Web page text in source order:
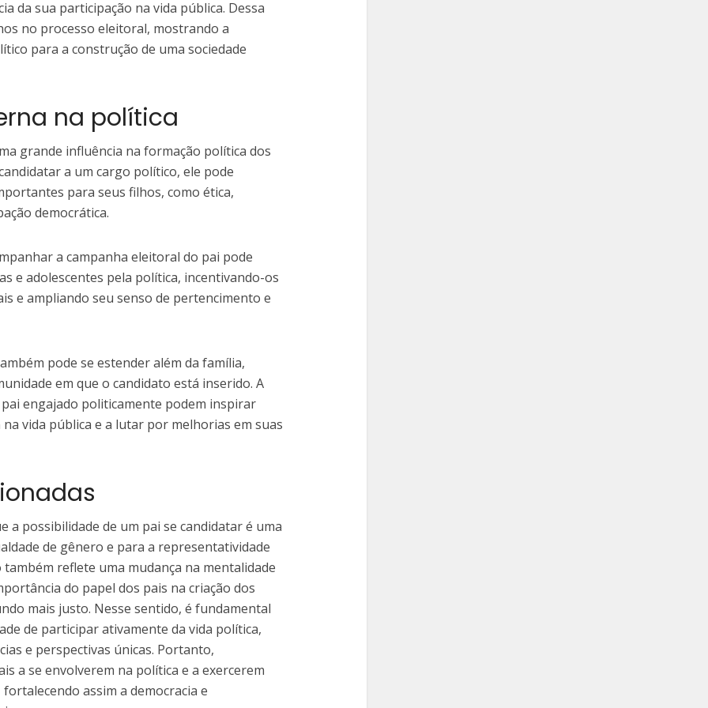
da sua participação na vida pública. Dessa
no processo eleitoral, mostrando a
para a construção de uma sociedade
na política
grande influência na formação política dos
a um cargo político, ele pode
para seus filhos, como ética,
democrática.
a campanha eleitoral do pai pode
e adolescentes pela política, incentivando-os
e ampliando seu senso de pertencimento e
pode se estender além da família,
em que o candidato está inserido. A
engajado politicamente podem inspirar
vida pública e a lutar por melhorias em suas
a possibilidade de um pai se candidatar é uma
de gênero e para a representatividade
também reflete uma mudança na mentalidade
do papel dos pais na criação dos
mais justo. Nesse sentido, é fundamental
de participar ativamente da vida política,
e perspectivas únicas. Portanto,
a se envolverem na política e a exercerem
assim a democracia e